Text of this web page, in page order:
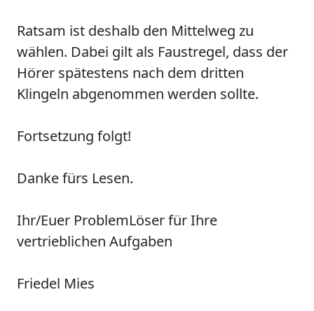
Ratsam ist deshalb den Mittelweg zu
wählen. Dabei gilt als Faustregel, dass der
Hörer spätestens nach dem dritten
Klingeln abgenommen werden sollte.
Fortsetzung folgt!
Danke fürs Lesen.
Ihr/Euer ProblemLöser für Ihre
vertrieblichen Aufgaben
Friedel Mies